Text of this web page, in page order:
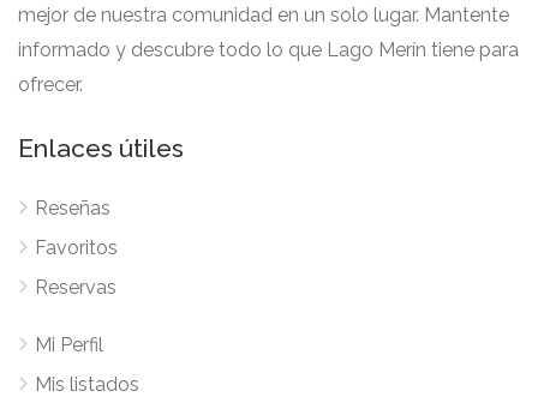
mejor de nuestra comunidad en un solo lugar. Mantente
informado y descubre todo lo que Lago Merín tiene para
ofrecer.
Enlaces útiles
Reseñas
Favoritos
Reservas
Mi Perfil
Mis listados